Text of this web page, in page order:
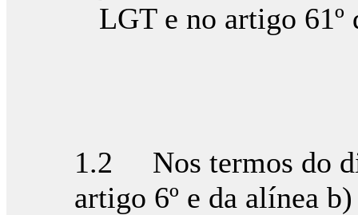
LGT e no artigo 61º
1.2 Nos termos do
artigo 6º e da alínea